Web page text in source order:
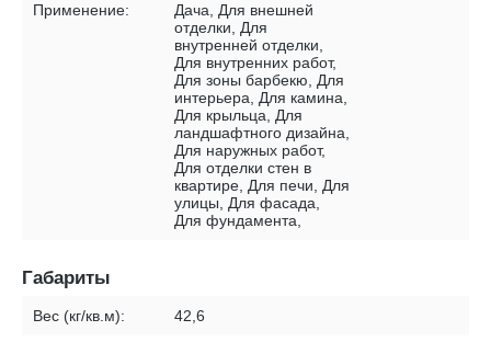
Применение:
Дача, Для внешней
отделки, Для
внутренней отделки,
Для внутренних работ,
Для зоны барбекю, Для
интерьера, Для камина,
Для крыльца, Для
ландшафтного дизайна,
Для наружных работ,
Для отделки стен в
квартире, Для печи, Для
улицы, Для фасада,
Для фундамента,
Габариты
Вес (кг/кв.м): 42,6